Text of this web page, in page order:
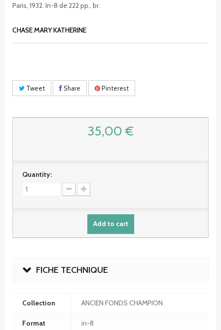
Paris, 1932. In-8 de 222 pp., br.
CHASE MARY KATHERINE
Tweet Share Pinterest
35,00 €
Quantity:
Add to cart
FICHE TECHNIQUE
Collection ANCIEN FONDS CHAMPION
Format in-8